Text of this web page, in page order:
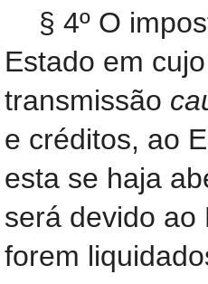
§ 4º O
Estado em
transmissão
e créditos, ao
esta se haja
será devido ao
forem